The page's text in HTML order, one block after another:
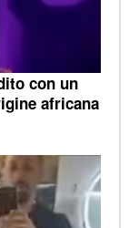
con un
africana